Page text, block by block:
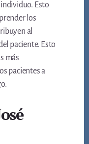
Esto
los
al
paciente. Esto
más
pacientes a